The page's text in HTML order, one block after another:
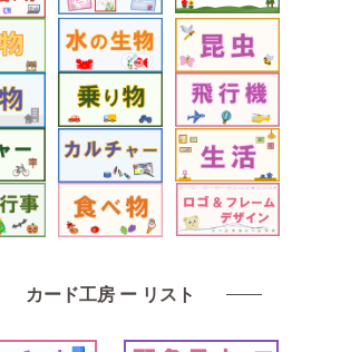
カード工房 ー リスト